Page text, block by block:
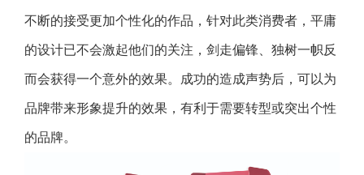
不断的接受更加个性化的作品，针对此类消费者，平庸
的设计已不会激起他们的关注，剑走偏锋、独树一帜反
而会获得一个意外的效果。成功的造成声势后，可以为
品牌带来形象提升的效果，有利于需要转型或突出个性
的品牌。